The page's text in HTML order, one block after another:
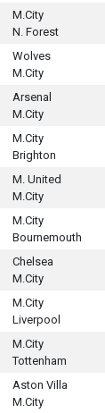
M.City
N. Forest
Wolves
M.City
Arsenal
M.City
M.City
Brighton
M. United
M.City
M.City
Bournemouth
Chelsea
M.City
M.City
Liverpool
M.City
Tottenham
Aston Villa
M.City